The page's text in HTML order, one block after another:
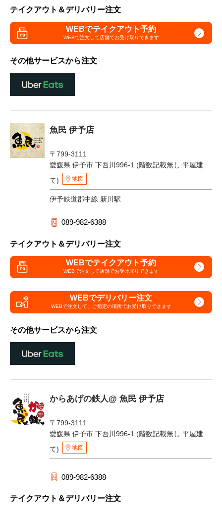
テイクアウト＆デリバリー注文
WEBでテイクアウト予約
WEBで注文して店舗でお受け取りできます
その他サービスから注文
魚民 伊予店
〒799-3111
愛媛県 伊予市 下吾川996-1 (階数記載無し:平屋建
て)
地図
伊予鉄道郡中線 新川駅
089-982-6388
テイクアウト＆デリバリー注文
WEBでテイクアウト予約
WEBで注文して店舗でお受け取りできます
WEBでデリバリー注文
WEBで注文して、 ご指定の場所でお受け取りできます
その他サービスから注文
からあげの鉄人@ 魚民 伊予店
〒799-3111
愛媛県 伊予市 下吾川996-1 (階数記載無し:平屋建
て)
地図
089-982-6388
テイクアウト＆デリバリー注文